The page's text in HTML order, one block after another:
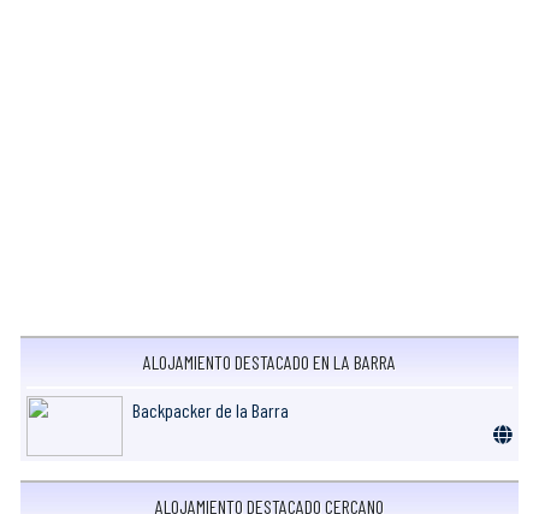
ALOJAMIENTO DESTACADO EN LA BARRA
Backpacker de la Barra
ALOJAMIENTO DESTACADO CERCANO